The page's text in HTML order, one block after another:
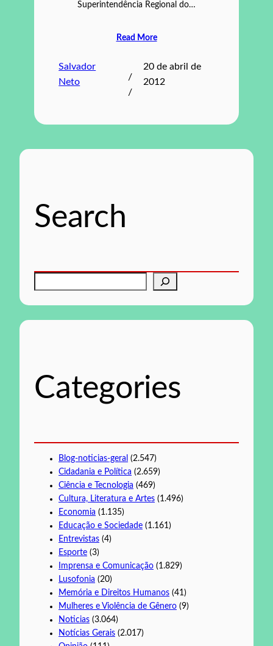
Superintendência Regional do…
Read More
Salvador
Neto
/
/
20 de abril de
2012
Search
aCategories
Blog-noticias-geral (2.547)
Cidadania e Política (2.659)
Ciência e Tecnologia (469)
Cultura, Literatura e Artes (1.496)
Economia (1.135)
Educação e Sociedade (1.161)
Entrevistas (4)
Esporte (3)
Imprensa e Comunicação (1.829)
Lusofonia (20)
Memória e Direitos Humanos (41)
Mulheres e Violência de Gênero (9)
Noticias (3.064)
Notícias Gerais (2.017)